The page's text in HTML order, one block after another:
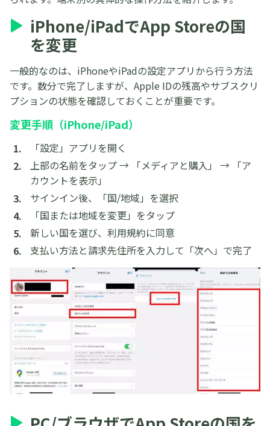
iPhone/iPadでApp Storeの国
を変更
一般的なのは、iPhoneやiPadの設定アプリから行う方法
です。数分で完了しますが、Apple IDの残高やサブスクリ
プションの状態を確認しておくことが重要です。
変更手順（iPhone/iPad）
「設定」アプリを開く
上部の名前をタップ → 「メディアと購入」 → 「ア
カウントを表示」
サインイン後、「国/地域」を選択
「国または地域を変更」をタップ
新しい国を選び、利用規約に同意
支払い方法と請求先住所を入力して「次へ」で完了